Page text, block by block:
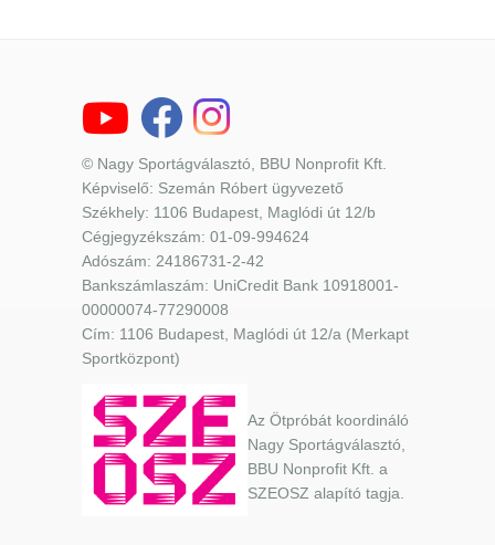
© Nagy Sportágválasztó, BBU Nonprofit Kft.
Képviselő: Szemán Róbert ügyvezető
Székhely: 1106 Budapest, Maglódi út 12/b
Cégjegyzékszám: 01-09-994624
Adószám: 24186731-2-42
Bankszámlaszám: UniCredit Bank 10918001-
00000074-77290008
Cím: 1106 Budapest, Maglódi út 12/a (Merkapt
Sportközpont)
Az Ötpróbát koordináló
Nagy Sportágválasztó,
BBU Nonprofit Kft. a
SZEOSZ alapító tagja.